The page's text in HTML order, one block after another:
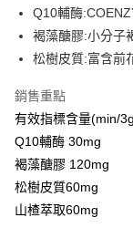
Apple Pay
街口支付
ATM付款
全家取貨付款
每筆NT$60，滿
Q10輔酶
褐藻醣膠:小分子
松樹皮質:富含前
銷售重點
有效指標含量(min/
Q10輔酶 30mg
褐藻醣膠 120mg
松樹皮質60mg
山楂萃取60mg